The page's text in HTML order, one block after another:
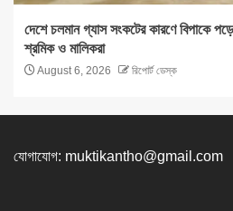
দেশে চলমান গ্যাস সংকটের কারণে বিপাকে
শ্রমিক ও মালিকরা
August 6, 2026 রিপোর্ট ডেস্ক
যোগাযোগ: muktikantho@gmail.com